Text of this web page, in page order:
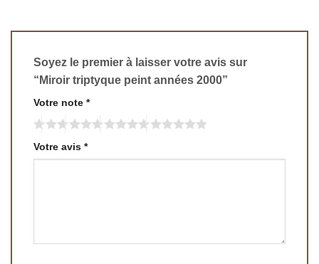
Soyez le premier à laisser votre avis sur
“Miroir triptyque peint années 2000”
Votre note *
Votre avis *